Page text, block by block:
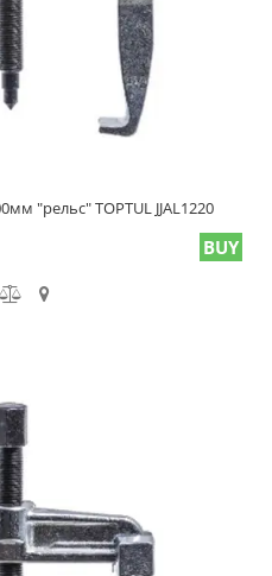
"рельс" TOPTUL JJAL1220
BUY